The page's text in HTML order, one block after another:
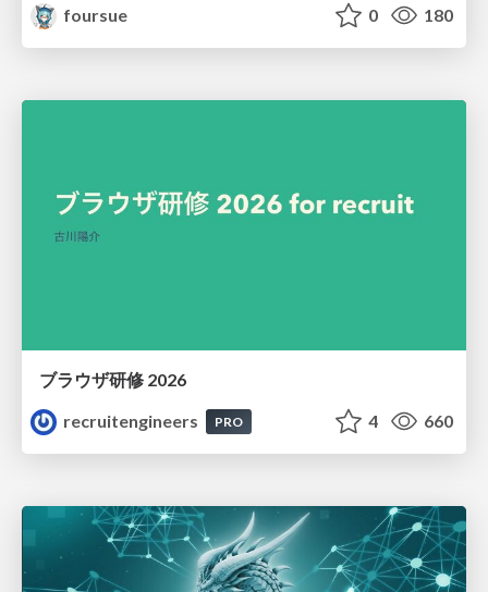
foursue
0 180
ブラウザ研修 2026
recruitengineers
PRO 4 660